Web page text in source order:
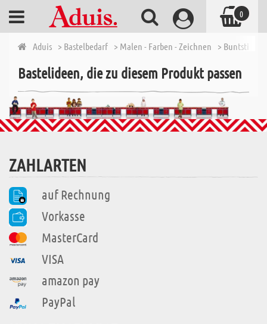
Aduis > Bastelbedarf > Malen - Farben - Zeichnen > Buntstifte,
Bastelideen, die zu diesem Produkt passen
ZAHLARTEN
auf Rechnung
Vorkasse
MasterCard
VISA
amazon pay
PayPal
0